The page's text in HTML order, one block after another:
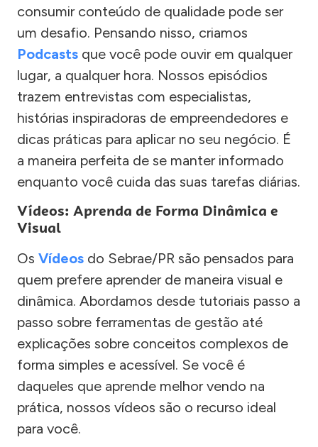
consumir conteúdo de qualidade pode ser
um desafio. Pensando nisso, criamos
Podcasts que você pode ouvir em qualquer
lugar, a qualquer hora. Nossos episódios
trazem entrevistas com especialistas,
histórias inspiradoras de empreendedores e
dicas práticas para aplicar no seu negócio. É
a maneira perfeita de se manter informado
enquanto você cuida das suas tarefas diárias.
Vídeos: Aprenda de Forma Dinâmica e
Visual
Os Vídeos do Sebrae/PR são pensados para
quem prefere aprender de maneira visual e
dinâmica. Abordamos desde tutoriais passo a
passo sobre ferramentas de gestão até
explicações sobre conceitos complexos de
forma simples e acessível. Se você é
daqueles que aprende melhor vendo na
prática, nossos vídeos são o recurso ideal
para você.